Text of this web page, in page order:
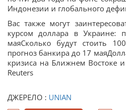
Индонезии и глобального
Вас также могут
курсом доллара в Украине:
маяСколько будут стоить
прогноз банкира до 17
кризиса на Ближнем Востоке
Reuters
ДЖЕРЕЛО : UNIAN